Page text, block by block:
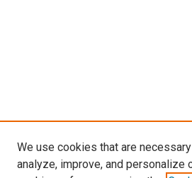
We use cookies that are
analyze, improve, and personalize